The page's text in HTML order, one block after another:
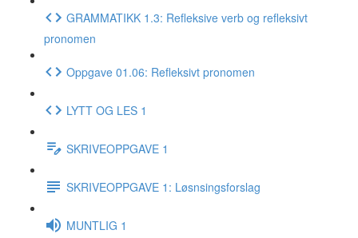
GRAMMATIKK 1.3: Refleksive verb og refleksivt
pronomen
Oppgave 01.06: Refleksivt pronomen
LYTT OG LES 1
SKRIVEOPPGAVE 1
SKRIVEOPPGAVE 1: Løsnsingsforslag
MUNTLIG 1